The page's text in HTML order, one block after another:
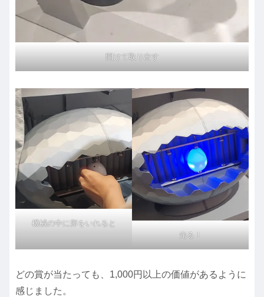
開けて取り出す
機械の中に卵をいれると
光る！
どの賞が当たっても、1,000円以上の価値があるように
感じました。